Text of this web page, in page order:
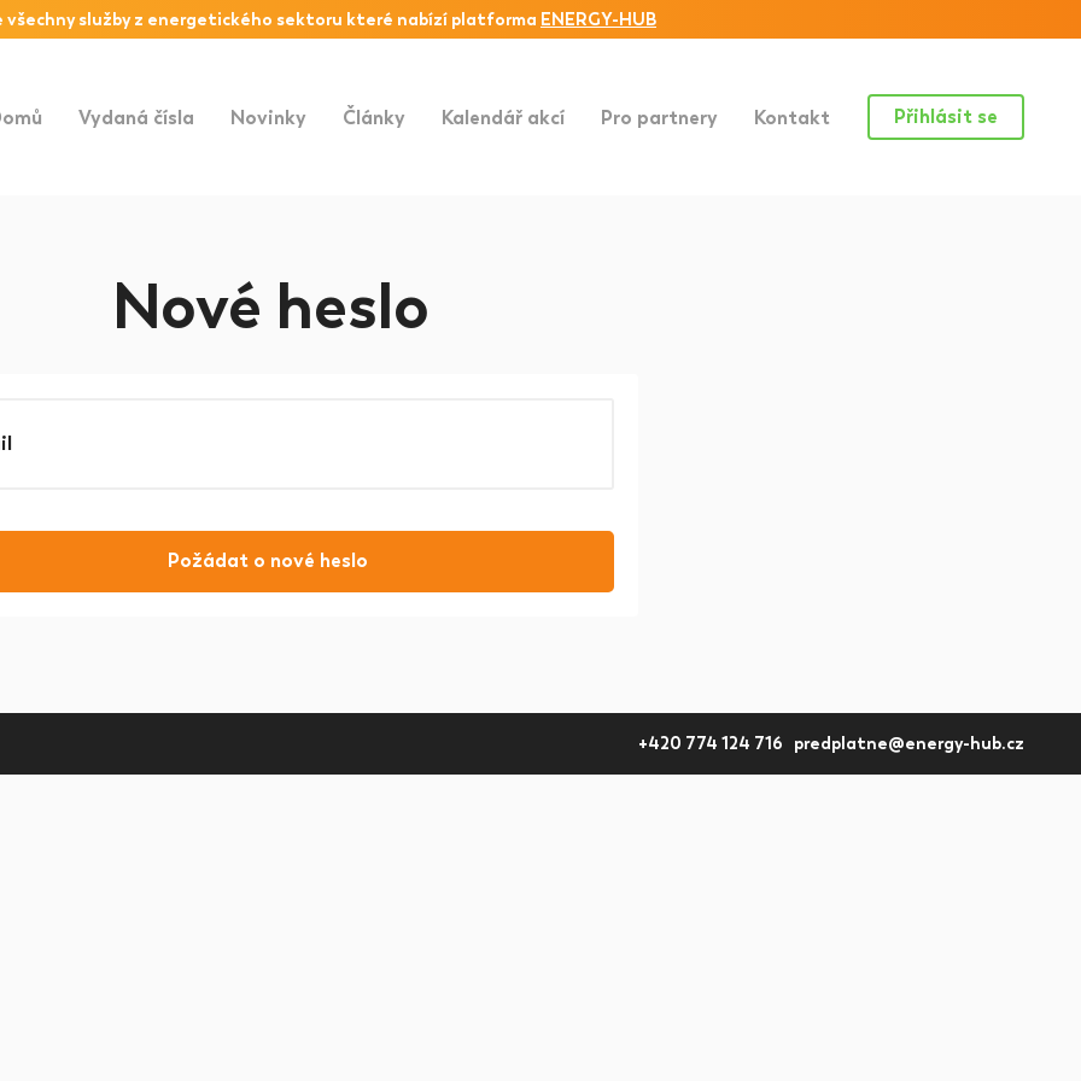
služby z energetického sektoru které nabízí platforma ENERGY-HUB
Vydaná čísla Novinky Články Kalendář akcí Pro partnery Kontakt Přihlásit se
Nové heslo
Požádat o nové heslo
+420 774 124 716 predplatne@energy-hub.cz